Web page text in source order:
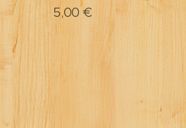
5,00€